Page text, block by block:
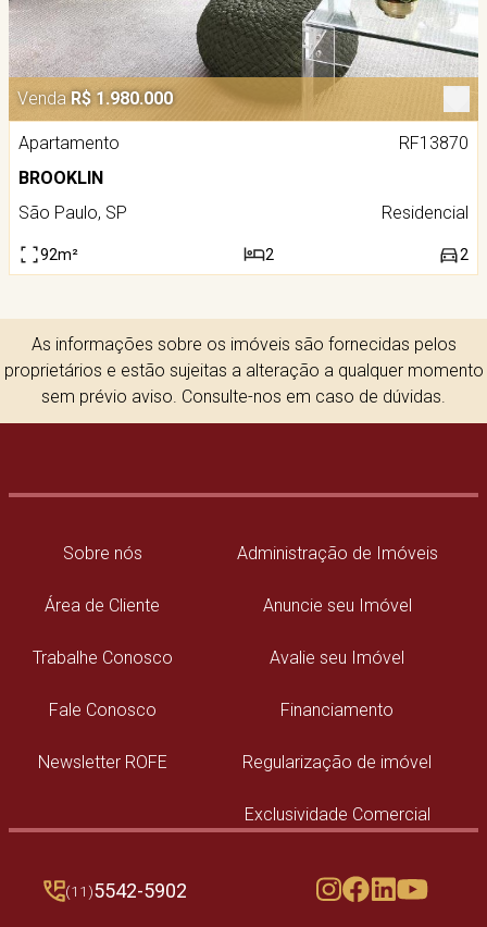
Venda R$ 1.980.000
Apartamento
RF13870
BROOKLIN
São Paulo, SP
Residencial
92m² 2 2
As informações sobre os imóveis são fornecidas pelos
proprietários e estão sujeitas a alteração a qualquer momento
sem prévio aviso. Consulte-nos em caso de dúvidas.
Sobre nós
Área de Cliente
Trabalhe Conosco
Fale Conosco
Newsletter ROFE
Administração de Imóveis
Anuncie seu Imóvel
Avalie seu Imóvel
Financiamento
Regularização de imóvel
Exclusividade Comercial
(11)5542-5902